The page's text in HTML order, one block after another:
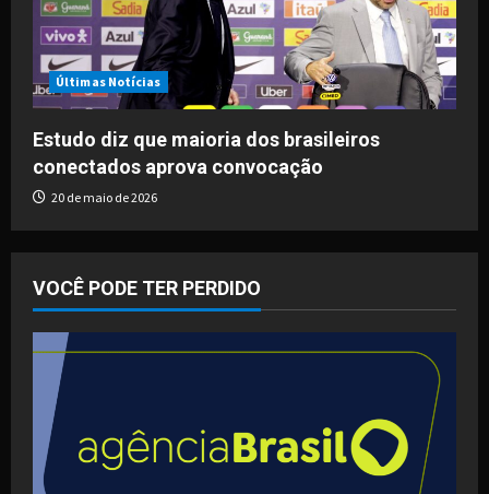
Últimas Notícias
Estudo diz que maioria dos brasileiros
conectados aprova convocação
20 de maio de 2026
VOCÊ PODE TER PERDIDO